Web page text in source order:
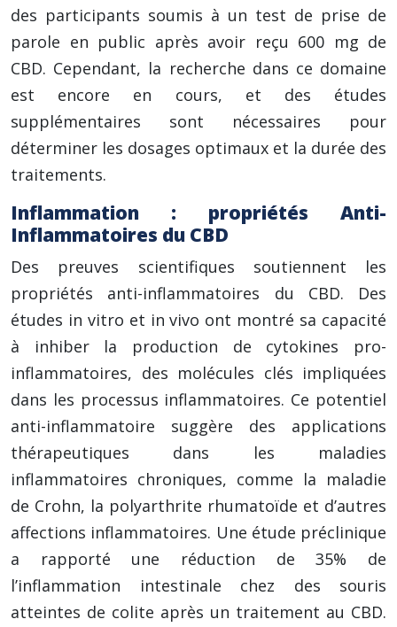
des participants soumis à un test de prise de
parole en public après avoir reçu 600 mg de
CBD. Cependant, la recherche dans ce domaine
est encore en cours, et des études
supplémentaires sont nécessaires pour
déterminer les dosages optimaux et la durée des
traitements.
Inflammation : propriétés Anti-
Inflammatoires du CBD
Des preuves scientifiques soutiennent les
propriétés anti-inflammatoires du CBD. Des
études in vitro et in vivo ont montré sa capacité
à inhiber la production de cytokines pro-
inflammatoires, des molécules clés impliquées
dans les processus inflammatoires. Ce potentiel
anti-inflammatoire suggère des applications
thérapeutiques dans les maladies
inflammatoires chroniques, comme la maladie
de Crohn, la polyarthrite rhumatoïde et d’autres
affections inflammatoires. Une étude préclinique
a rapporté une réduction de 35% de
l’inflammation intestinale chez des souris
atteintes de colite après un traitement au CBD.